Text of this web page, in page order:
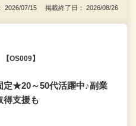
2026/07/15 掲載終了日： 2026/08/26
OS009】
定★20～50代活躍中♪副業
支援も